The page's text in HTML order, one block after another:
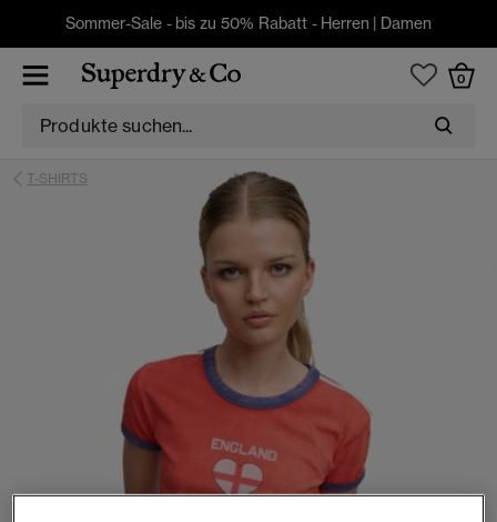
Sommer-Sale - bis zu 50% Rabatt - Herren | Damen
0
T-SHIRTS